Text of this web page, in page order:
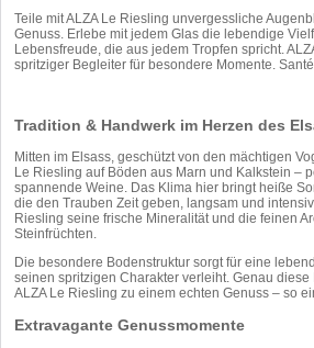
Teile mit ALZA Le Riesling unvergessliche
Genuss. Erlebe mit jedem Glas die lebendige
Lebensfreude, die aus jedem Tropfen spricht.
spritziger Begleiter für besondere Momente.
Tradition & Handwerk im Herzen des
Mitten im Elsass, geschützt von den mächtigen
Le Riesling auf Böden aus Marn und Kalkstein –
spannende Weine. Das Klima hier bringt heiße
die den Trauben Zeit geben, langsam und
Riesling seine frische Mineralität und die feinen
Steinfrüchten.
Die besondere Bodenstruktur sorgt für eine
seinen spritzigen Charakter verleiht. Genau
ALZA Le Riesling zu einem echten Genuss – so
Extravagante Genussmomente